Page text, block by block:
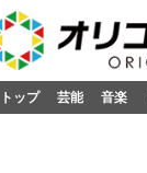
トップ 芸能 音楽